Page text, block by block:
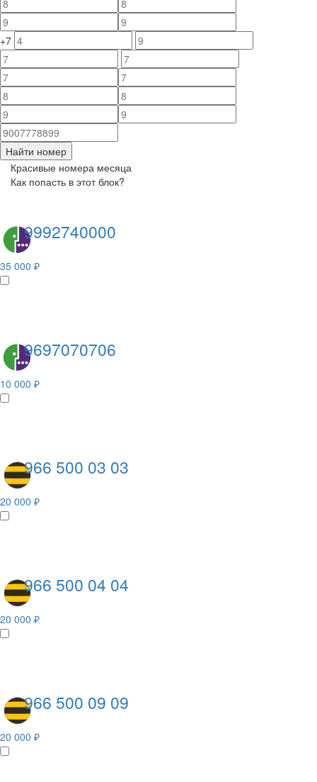
+7
Найти номер
Красивые номера месяца
Как попасть в этот блок?
9992740000
35 000 ₽
9697070706
10 000 ₽
966 500 03 03
20 000 ₽
966 500 04 04
20 000 ₽
966 500 09 09
20 000 ₽